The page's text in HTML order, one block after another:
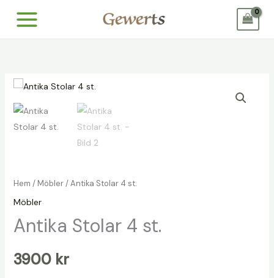
Hem / Möbler/ Antika Stolar 4 st.
Möbler
Antika Stolar 4 st.
3900 kr